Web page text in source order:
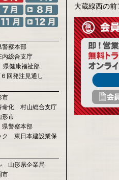
察本部
総合支庁
健康福祉部
回発注見通し
市
命化 村山総合支庁
形市
警察本部
ク 東日本建設業保
山形県企業局
市
大蔵線西の